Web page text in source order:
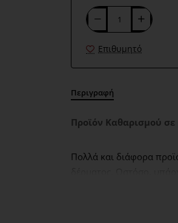
Επιθυμητό
Περιγραφή
Προϊόν Καθαρισμού σε
Πολλά και διάφορα
δέρματος. Ωστόσο,